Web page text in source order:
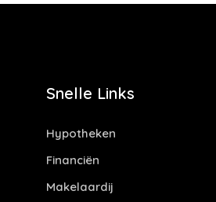
Snelle Links
Hypotheken
Financiën
Makelaardij